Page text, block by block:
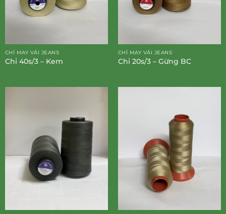
CHỈ MAY VẢI JEANS
Chỉ 40s/3 – Kem
CHỈ MAY VẢI JEANS
Chỉ 20s/3 – Gừng BC